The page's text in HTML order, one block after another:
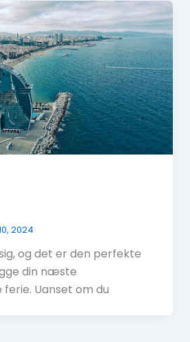
2024
og det er den perfekte
din næste
Uanset om du